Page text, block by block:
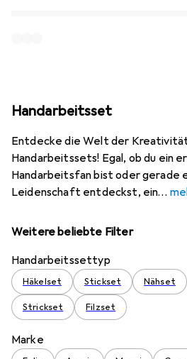
Handarbeitsset
Entdecke die Welt der
Handarbeitssets! Egal, ob du ein
Handarbeitsfan bist oder gerade
Leidenschaft entdeckst, ein
Weitere beliebte Filter
Handarbeitssettyp
Häkelset Stickset Nähset
Strickset Filzset
Marke